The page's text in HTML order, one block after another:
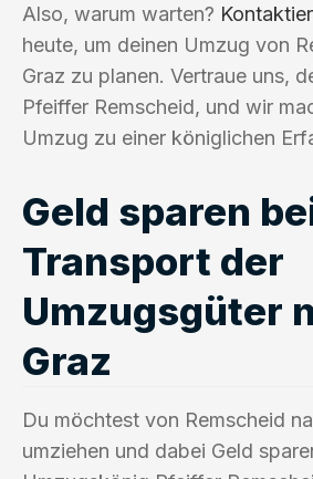
Also, warum warten?
heute, um deinen Umzug von
Graz zu planen. Vertraue uns,
Pfeiffer Remscheid, und wir
Umzug zu einer königlichen
Geld sparen
Transport der
Umzugsgüter
Graz
Du möchtest von Remscheid
umziehen und dabei Geld